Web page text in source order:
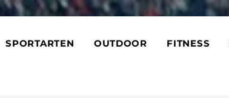
SPORTARTEN OUTDOOR FITNESS